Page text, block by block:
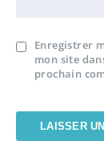
Enregistrer
mon site
prochain